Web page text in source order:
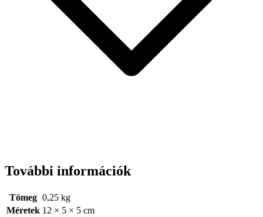
További információk
Tömeg 0,25 kg
Méretek 12 × 5 × 5 cm